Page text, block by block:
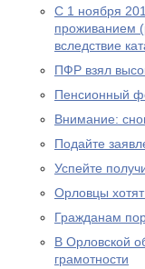
С 1 ноября
проживанием
вследствие
ПФР взял
Пенсионный
Внимание:
Подайте
Успейте
Орловцы
Гражданам
В Орловской
грамотности